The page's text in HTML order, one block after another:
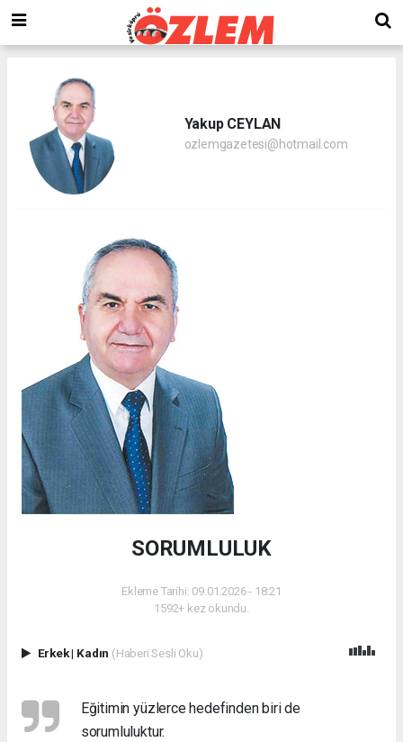
Yakup CEYLAN
ozlemgazetesi@hotmail.com
SORUMLULUK
Ekleme Tarihi: 09.01.2026 - 18:21
1592+ kez okundu.
Erkek| Kadın (Haberi Sesli Oku)
Eğitimin yüzlerce hedefinden biri de
sorumluluktur.